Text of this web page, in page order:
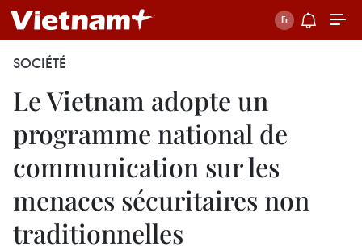
SOCIÉTÉ
Le Vietnam adopte un
programme national de
communication sur les
menaces sécuritaires non
traditionnelles